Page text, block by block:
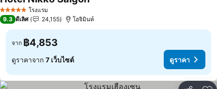
5 ดาว โรงแรม
ดูราคา
9.3 ดีเลิศ 24,155 โฮจิมินห์
จาก ฿4,853
ดูราคาจาก 7 เว็บไซต์ ดูราคา